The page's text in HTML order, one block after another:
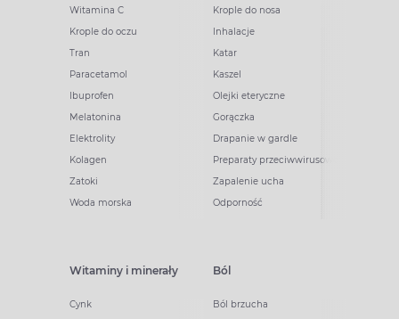
Witamina C
Krople do oczu
Tran
Paracetamol
Ibuprofen
Melatonina
Elektrolity
Kolagen
Zatoki
Woda morska
Krople do nosa
Inhalacje
Katar
Kaszel
Olejki eteryczne
Gorączka
Drapanie w gardle
Preparaty przeciwwirusowe
Zapalenie ucha
Odporność
Witaminy i minerały
Cynk
Ból
Ból brzucha